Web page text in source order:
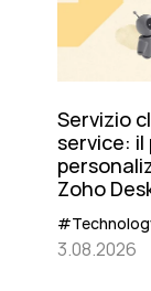
Servizio
service:
Zoho
3.08.2026